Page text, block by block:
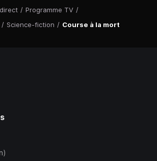
/ Programme TV /
/ Science-fiction / Course à la mort